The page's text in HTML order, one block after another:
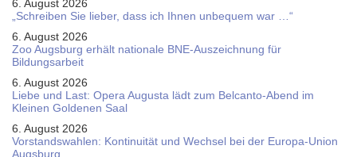
6. August 2026
„Schreiben Sie lieber, dass ich Ihnen unbequem war …“
6. August 2026
Zoo Augsburg erhält nationale BNE-Auszeichnung für
Bildungsarbeit
6. August 2026
Liebe und Last: Opera Augusta lädt zum Belcanto-Abend im
Kleinen Goldenen Saal
6. August 2026
Vorstandswahlen: Kontinuität und Wechsel bei der Europa-Union
Augsburg